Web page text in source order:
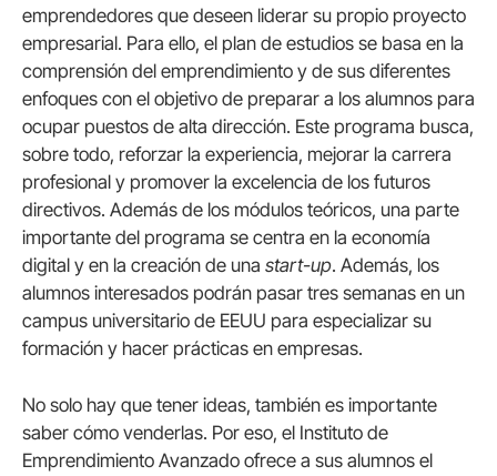
emprendedores que deseen liderar su propio proyecto
empresarial. Para ello, el plan de estudios se basa en la
comprensión del emprendimiento y de sus diferentes
enfoques con el objetivo de preparar a los alumnos para
ocupar puestos de alta dirección. Este programa busca,
sobre todo, reforzar la experiencia, mejorar la carrera
profesional y promover la excelencia de los futuros
directivos. Además de los módulos teóricos, una parte
importante del programa se centra en la economía
digital y en la creación de una start-up. Además, los
alumnos interesados podrán pasar tres semanas en un
campus universitario de EEUU para especializar su
formación y hacer prácticas en empresas.
No solo hay que tener ideas, también es importante
saber cómo venderlas. Por eso, el Instituto de
Emprendimiento Avanzado ofrece a sus alumnos el